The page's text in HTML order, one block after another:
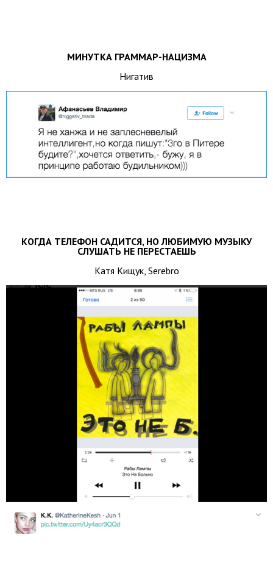
МИНУТКА ГРАММАР-НАЦИЗМА
Нигатив
КОГДА ТЕЛЕФОН САДИТСЯ, НО ЛЮБИМУЮ МУЗЫКУ
СЛУШАТЬ НЕ ПЕРЕСТАЕШЬ
Катя Кищук, Serebro